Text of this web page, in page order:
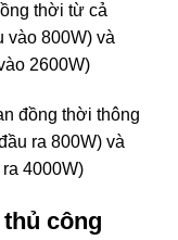
thời từ cả
vào 800W) và
2600W)
đồng thời thông
ra 800W) và
4000W)
công